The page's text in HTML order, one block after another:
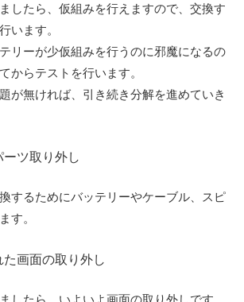
したら、仮組みを行えますので、交換す
います。
リーが少仮組みを行うのに邪魔になるの
からテストを行います。
が無ければ、引き続き分解を進めていき
するためにバッテリーやケーブル、スピ
す。